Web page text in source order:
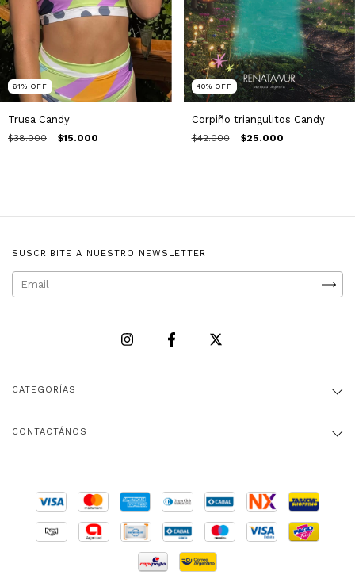
61 % OFF
Trusa Candy
$38.000 $15.000
40% OFF
Corpiño triangulitos Candy
$42.000 $25.000
SUSCRIBITE A NUESTRO NEWSLETTER
CATEGORÍAS
CONTACTÁNOS